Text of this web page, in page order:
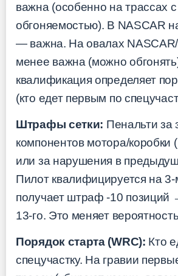
важна (особенно на трассах с
обгоняемостью). В NASCAR
— важна. На овалах
менее важна (можно
квалификация определяет
(кто едет первым по
Штрафы сетки: Пенальти за
компонентов мотора/коробки
или за нарушения в
Пилот квалифицируется на
получает штраф -10 позиций
13-го. Это меняет
Порядок старта (WRC): Кто
спецучастку. На гравии